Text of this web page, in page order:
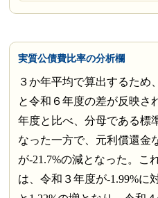
実質公債費比率の分析欄
３か年平均で算出するため
と令和６年度の差が反映さ
年度と比べ、分母である標
なった一方で、元利償還金
が-21.7%の減となった。こ
は、令和３年度が-1.99%に